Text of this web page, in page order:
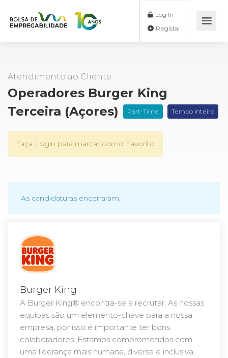
Log In
Atendimento ao Cliente
Operadores Burger King
Terceira (Açores)
Part-Time Tempo Inteiro
Faça Login para marcar como Favorito
As candidaturas encerraram.
Burger King
A Burger King® encontra-se a recrutar. As nossas
equipas são um elemento-chave para a nossa
empresa, por isso é importante ter bons
colaboradores. Estamos comprometidos com
uma liderança mais humana, diversa e inclusiva,